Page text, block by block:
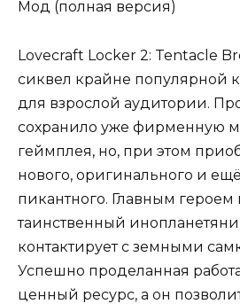
Мод (полная версия)
Lovecraft Locker 2: Tentacle
сиквел крайне популярной
для взрослой аудитории.
сохранило уже фирменную
геймплея, но, при этом
нового, оригинального и
пикантного. Главным героем
таинственный
контактирует с земными
Успешно проделанная
ценный ресурс, а он